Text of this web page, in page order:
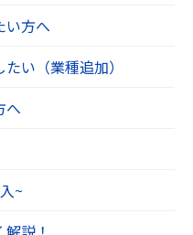
い方へ
い（業種追加）
へ
~